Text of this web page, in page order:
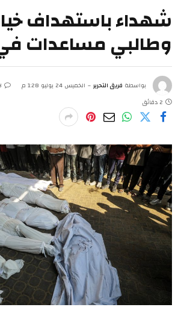
شهداء باستهداف
وطالبي مساعدات
بواسطة فريق التحرير الخميس 24 يوليو 1:28 م
2 دقائق